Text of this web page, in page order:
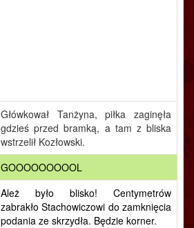
Główkował Tanżyna, piłka zaginęła
gdzieś przed bramką, a tam z bliska
wstrzelił Kozłowski.
GOOOOOOOOOL
Ależ było blisko! Centymetrów
zabrakło Stachowiczowi do zamknięcia
podania ze skrzydła. Będzie korner.